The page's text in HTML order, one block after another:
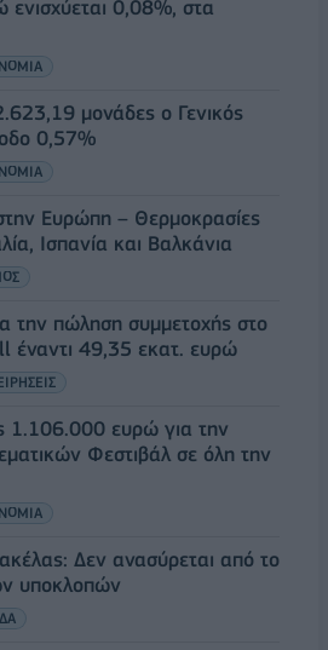
0,08%, στα
μονάδες ο Γενικός
0,57%
Ευρώπη – Θερμοκρασίες
Ισπανία και Βαλκάνια
την πώληση συμμετοχής στο
έναντι 49,35 εκατ. ευρώ
1.106.000 ευρώ για την
Φεστιβάλ σε όλη την
Δεν ανασύρεται από το
υποκλοπών